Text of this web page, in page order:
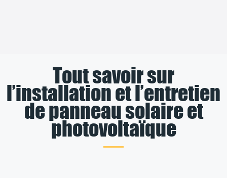
Tout savoir sur
l’installation et l’entretien
de panneau solaire et
photovoltaïque